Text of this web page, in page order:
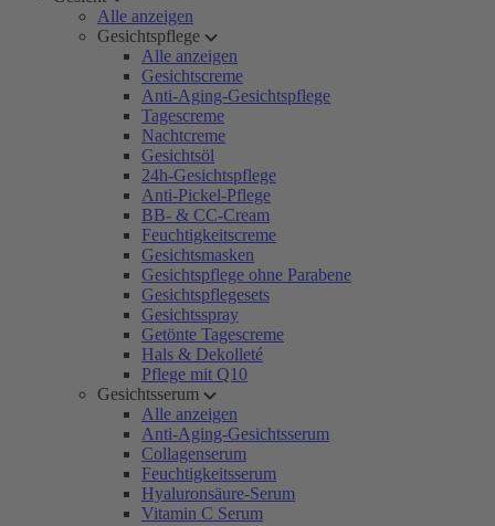
Alle anzeigen
Gesichtspflege
Alle anzeigen
Gesichtscreme
Anti-Aging-Gesichtspflege
Tagescreme
Nachtcreme
Gesichtsöl
24h-Gesichtspflege
Anti-Pickel-Pflege
BB- & CC-Cream
Feuchtigkeitscreme
Gesichtsmasken
Gesichtspflege ohne Parabene
Gesichtspflegesets
Gesichtsspray
Getönte Tagescreme
Hals & Dekolleté
Pflege mit Q10
Gesichtsserum
Alle anzeigen
Anti-Aging-Gesichtsserum
Collagenserum
Feuchtigkeitsserum
Hyaluronsäure-Serum
Vitamin C Serum